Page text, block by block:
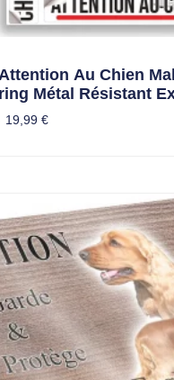
Au Chien
Métal Résistant
19,99 €